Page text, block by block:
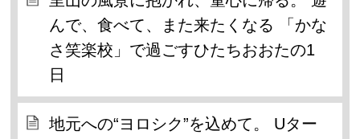
んで、食べて、また来たくなる 「かな
さ笑楽校」で過ごすひたちおおたの1
日
地元への“ヨロシク”を込めて。 Uター